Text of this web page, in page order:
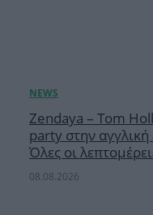
Zendaya – Tom
party στην
Όλες οι
08.08.2026